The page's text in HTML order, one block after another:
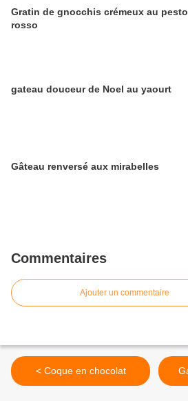
Gratin de gnocchis crémeux au pesto
rosso
gateau douceur de Noel au yaourt
Gâteau renversé aux mirabelles
Commentaires
Ajouter un commentaire
< Coque en chocolat